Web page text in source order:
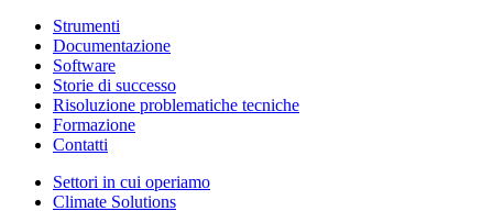
Strumenti
Documentazione
Software
Storie di successo
Risoluzione problematiche tecniche
Formazione
Contatti
Settori in cui operiamo
Climate Solutions